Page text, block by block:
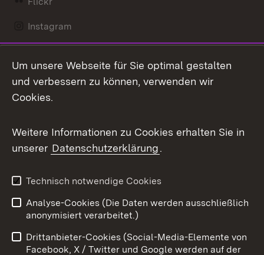
Instagram
Mastodon
Messenger
Social Wall
X / Twitter
Youtube
Benutzungshinweise
Barrierefreiheit
Um unsere Webseite für Sie optimal gestalten
und verbessern zu können, verwenden wir
Cookies.
Weitere Informationen zu Cookies erhalten Sie in
unserer Datenschutzerklärung.
Technisch notwendige Cookies
Analyse-Cookies (Die Daten werden ausschließlich
anonymisiert verarbeitet.)
Drittanbieter-Cookies (Social-Media-Elemente von
Facebook, X / Twitter und Google werden auf der